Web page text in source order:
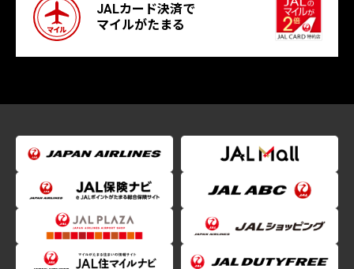
JALカード決済で
マイルがたまる